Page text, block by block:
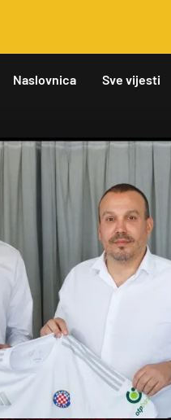
Naslovnica Sve vijesti